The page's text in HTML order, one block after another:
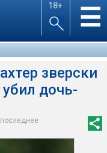
18+ ☰
зверски
дочь-
последнее